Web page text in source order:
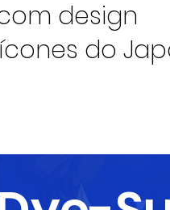
design
do